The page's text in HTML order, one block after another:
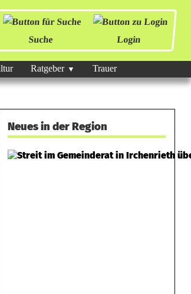
Suche Login
Ratgeber Trauer
Neues in der Region